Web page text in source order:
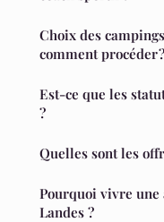
Choix des
comment procéder ?
Est-ce que les
?
Quelles sont les
Pourquoi vivre une
Landes ?